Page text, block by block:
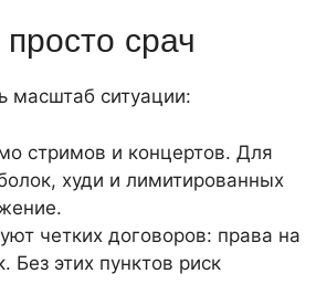
срач
масштаб ситуации:
стримов и концертов. Для
худи и лимитированных
четких договоров: права на
Без этих пунктов риск